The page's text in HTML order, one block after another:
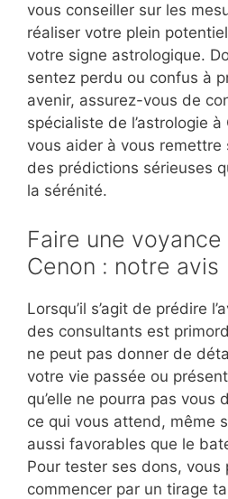
vous conseiller sur les
réaliser votre plein
votre signe astrologique.
sentez perdu ou confus à
avenir, assurez-vous de
spécialiste de l’astrologie
vous aider à vous remettre
des prédictions sérieuses
la sérénité.
Faire une
Cenon : notre avis
Lorsqu’il s’agit de prédire
des consultants est
ne peut pas donner de
votre vie passée ou
qu’elle ne pourra pas vous
ce qui vous attend, même
aussi favorables que le
Pour tester ses dons, vous
commencer par un tirage